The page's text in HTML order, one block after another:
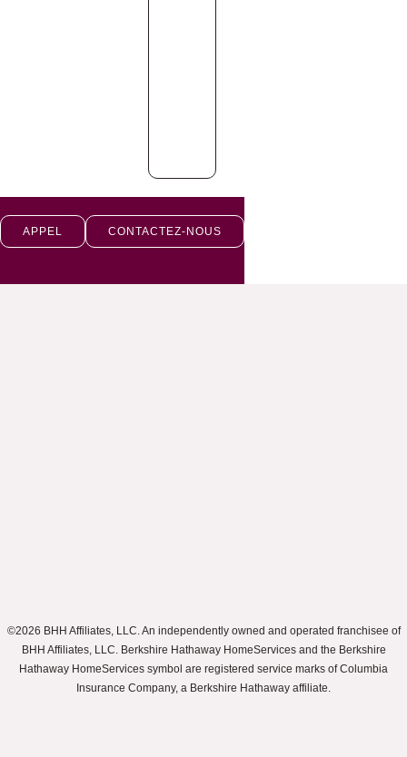
APPEL CONTACTEZ-NOUS
©2026 BHH Affiliates, LLC. An independently owned and operated franchisee of
BHH Affiliates, LLC. Berkshire Hathaway HomeServices and the Berkshire
Hathaway HomeServices symbol are registered service marks of Columbia
Insurance Company, a Berkshire Hathaway affiliate.